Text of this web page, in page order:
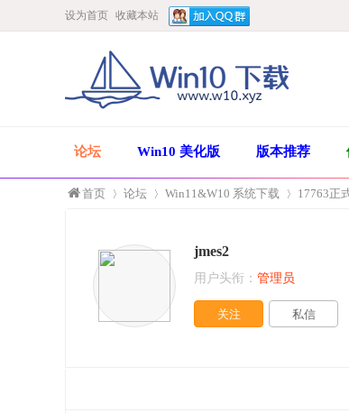
设为首页 收藏本站
论坛 Win10 美化版 版本推荐
首页
»
论坛 Win11&W10 系统下载
›
17763正
jmes2
用户头衔： 管理员
关注 私信